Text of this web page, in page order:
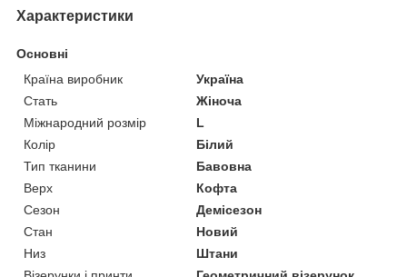
Характеристики
Основні
Країна виробник
Україна
Стать
Жіноча
Міжнародний розмір
L
Колір
Білий
Тип тканини
Бавовна
Верх
Кофта
Сезон
Демісезон
Стан
Новий
Низ
Штани